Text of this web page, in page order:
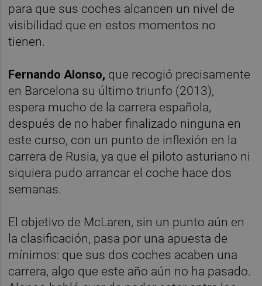
para que sus coches alcancen un nivel de
visibilidad que en estos momentos no
tienen.
Fernando Alonso, que recogió precisamente
en Barcelona su último triunfo (2013),
espera mucho de la carrera española,
después de no haber finalizado ninguna en
este curso, con un punto de inflexión en la
carrera de Rusia, ya que el piloto asturiano ni
siquiera pudo arrancar el coche hace dos
semanas.
El objetivo de McLaren, sin un punto aún en
la clasificación, pasa por una apuesta de
mínimos: que sus dos coches acaben una
carrera, algo que este año aún no ha pasado.